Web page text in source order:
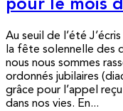
pour le mois
Au seuil de l’été
la fête solennelle des
nous nous sommes
ordonnés jubilaires
grâce pour l’appel
dans nos vies. En...